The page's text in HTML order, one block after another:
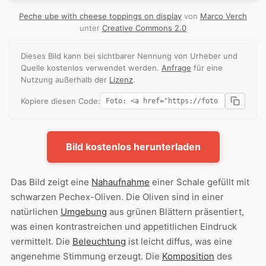
Peche ube with cheese toppings on display von Marco Verch
unter Creative Commons 2.0
Dieses Bild kann bei sichtbarer Nennung von Urheber und
Quelle kostenlos verwendet werden. Anfrage für eine
Nutzung außerhalb der Lizenz.
Kopiere diesen Code:
Bild kostenlos herunterladen
Das Bild zeigt eine Nahaufnahme einer Schale gefüllt mit
schwarzen Pechex-Oliven. Die Oliven sind in einer
natürlichen Umgebung aus grünen Blättern präsentiert,
was einen kontrastreichen und appetitlichen Eindruck
vermittelt. Die Beleuchtung ist leicht diffus, was eine
angenehme Stimmung erzeugt. Die Komposition des